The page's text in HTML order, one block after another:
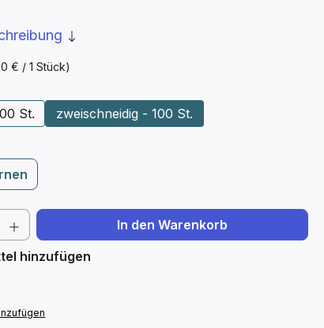
€ / 1 Stück)
St.
zweischneidig - 100 St.
Gib den gewünschten Wert
In den Warenkorb
hinzufügen